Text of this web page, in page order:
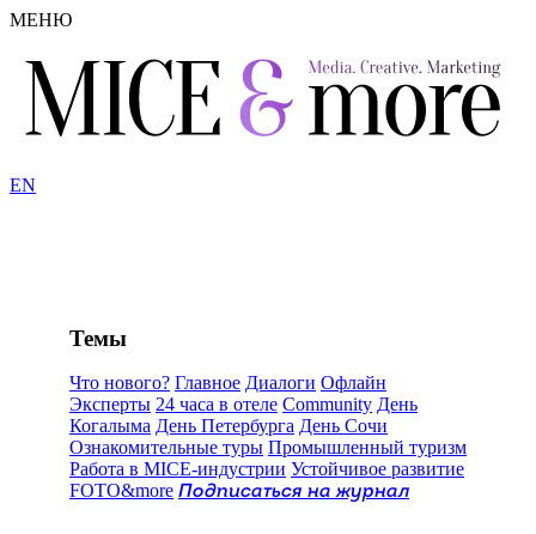
МЕНЮ
EN
Темы
Что нового? Главное Диалоги Офлайн
Эксперты 24 часа в отеле Community День
Когалыма День Петербурга День Сочи
Ознакомительные туры Промышленный туризм
Работа в MICE-индустрии Устойчивое развитие
FOTO&more Подписаться на журнал